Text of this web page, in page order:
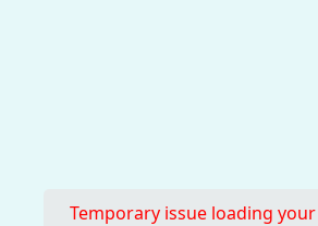
Temporary issue loading your